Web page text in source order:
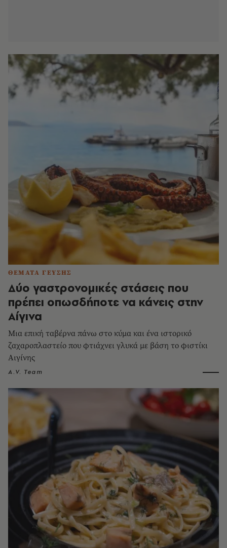
ΘΕΜΑΤΑ ΓΕΥΣΗΣ
Δύο γαστρονομικές στάσεις που
πρέπει οπωσδήποτε να κάνεις στην
Αίγινα
Μια επική ταβέρνα πάνω στο κύμα και ένα ιστορικό
ζαχαροπλαστείο που φτιάχνει γλυκά με βάση το φιστίκι
Αιγίνης
A.V. Team